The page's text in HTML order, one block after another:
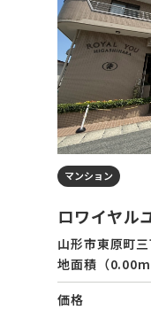
マンション
ロワイヤル
山形市東原町
地面積（0.00m
価格